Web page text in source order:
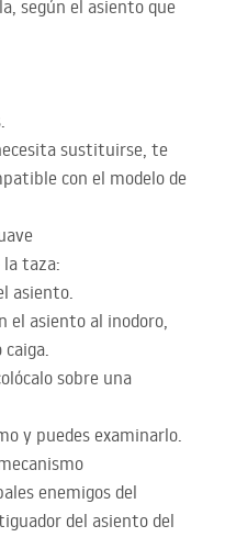
según el asiento que
sustituirse, te
con el modelo de
taza:
asiento.
el asiento al inodoro,
sobre una
y puedes examinarlo.
enemigos del
del asiento del